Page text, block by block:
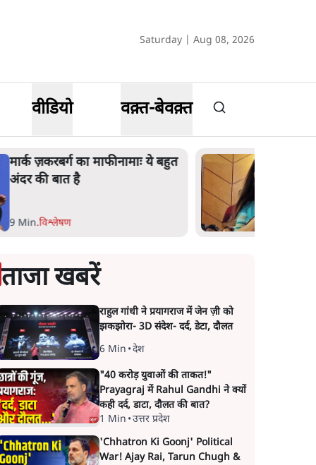
Saturday | Aug 08, 2026
वीडियो वक़्त-बेवक़्त
महुआ मोइत्रा से SC ने कहा- ' अंडों से
क्यों डरती हैं? स्वतंत्रता सेनानी सीने पर
4 Min.देश
ताजा खबरें
राहुल गांधी ने प्रयागराज में जेन ज़ी को
झकझोरा- 3D संदेश- दर्द, डेटा, दौलत
6 Min •देश
"40 करोड़ युवाओं की ताकत!"
Prayagraj में Rahul Gandhi ने क्यों
कही दर्द, डाटा, दौलत की बात?
1 Min •उत्तर प्रदेश
'Chhatron Ki Goonj' Political
War! Ajay Rai, Tarun Chugh &